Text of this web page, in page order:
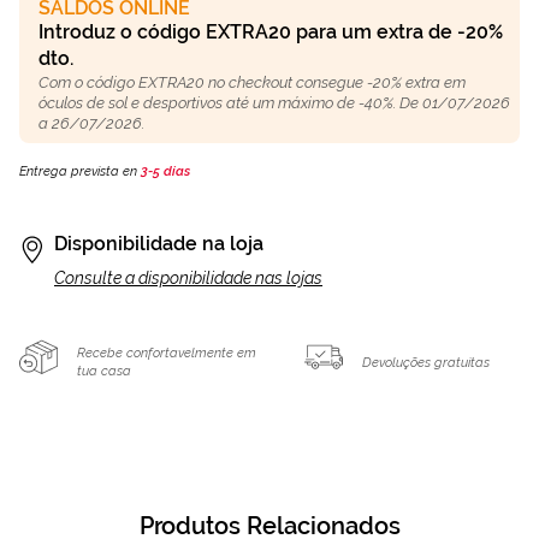
SALDOS ONLINE
Introduz o código EXTRA20 para um extra de -20%
dto.
Com o código EXTRA20 no checkout consegue -20% extra em
óculos de sol e desportivos até um máximo de -40%. De 01/07/2026
a 26/07/2026.
Entrega prevista en3-5 días
Disponibilidade na loja
Consulte a disponibilidade nas lojas
Recebe confortavelmente em
tua casa
Devoluções gratuitas
Produtos Relacionados